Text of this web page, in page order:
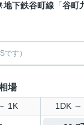
地下鉄谷町線 「谷町
す）
場
1K 1DK